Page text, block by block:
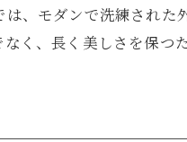
、モダンで洗練され
く、長く美しさを保